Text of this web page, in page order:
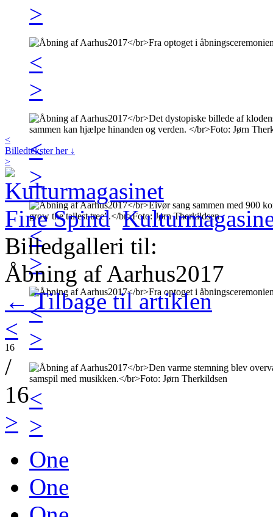
>
<
>
<
>
<
>
<
>
<
>
<
Billedtekster her ↓
>
Billedgalleri til:
Åbning af Aarhus2017
← Tilbage til artiklen
<
16
/
16
>
One
One